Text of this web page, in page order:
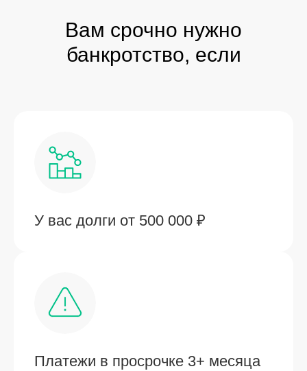
Вам срочно нужно
банкротство, если
У вас долги от 500 000 ₽
Платежи в просрочке 3+ месяца